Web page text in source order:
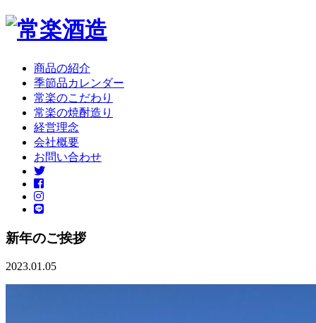
商品の紹介
季節品カレンダー
常楽のこだわり
常楽の焼酎造り
経営理念
会社概要
お問い合わせ
新年のご挨拶
2023.01.05